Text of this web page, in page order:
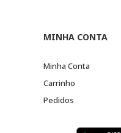
MINHA CONTA
Minha Conta
Carrinho
Pedidos